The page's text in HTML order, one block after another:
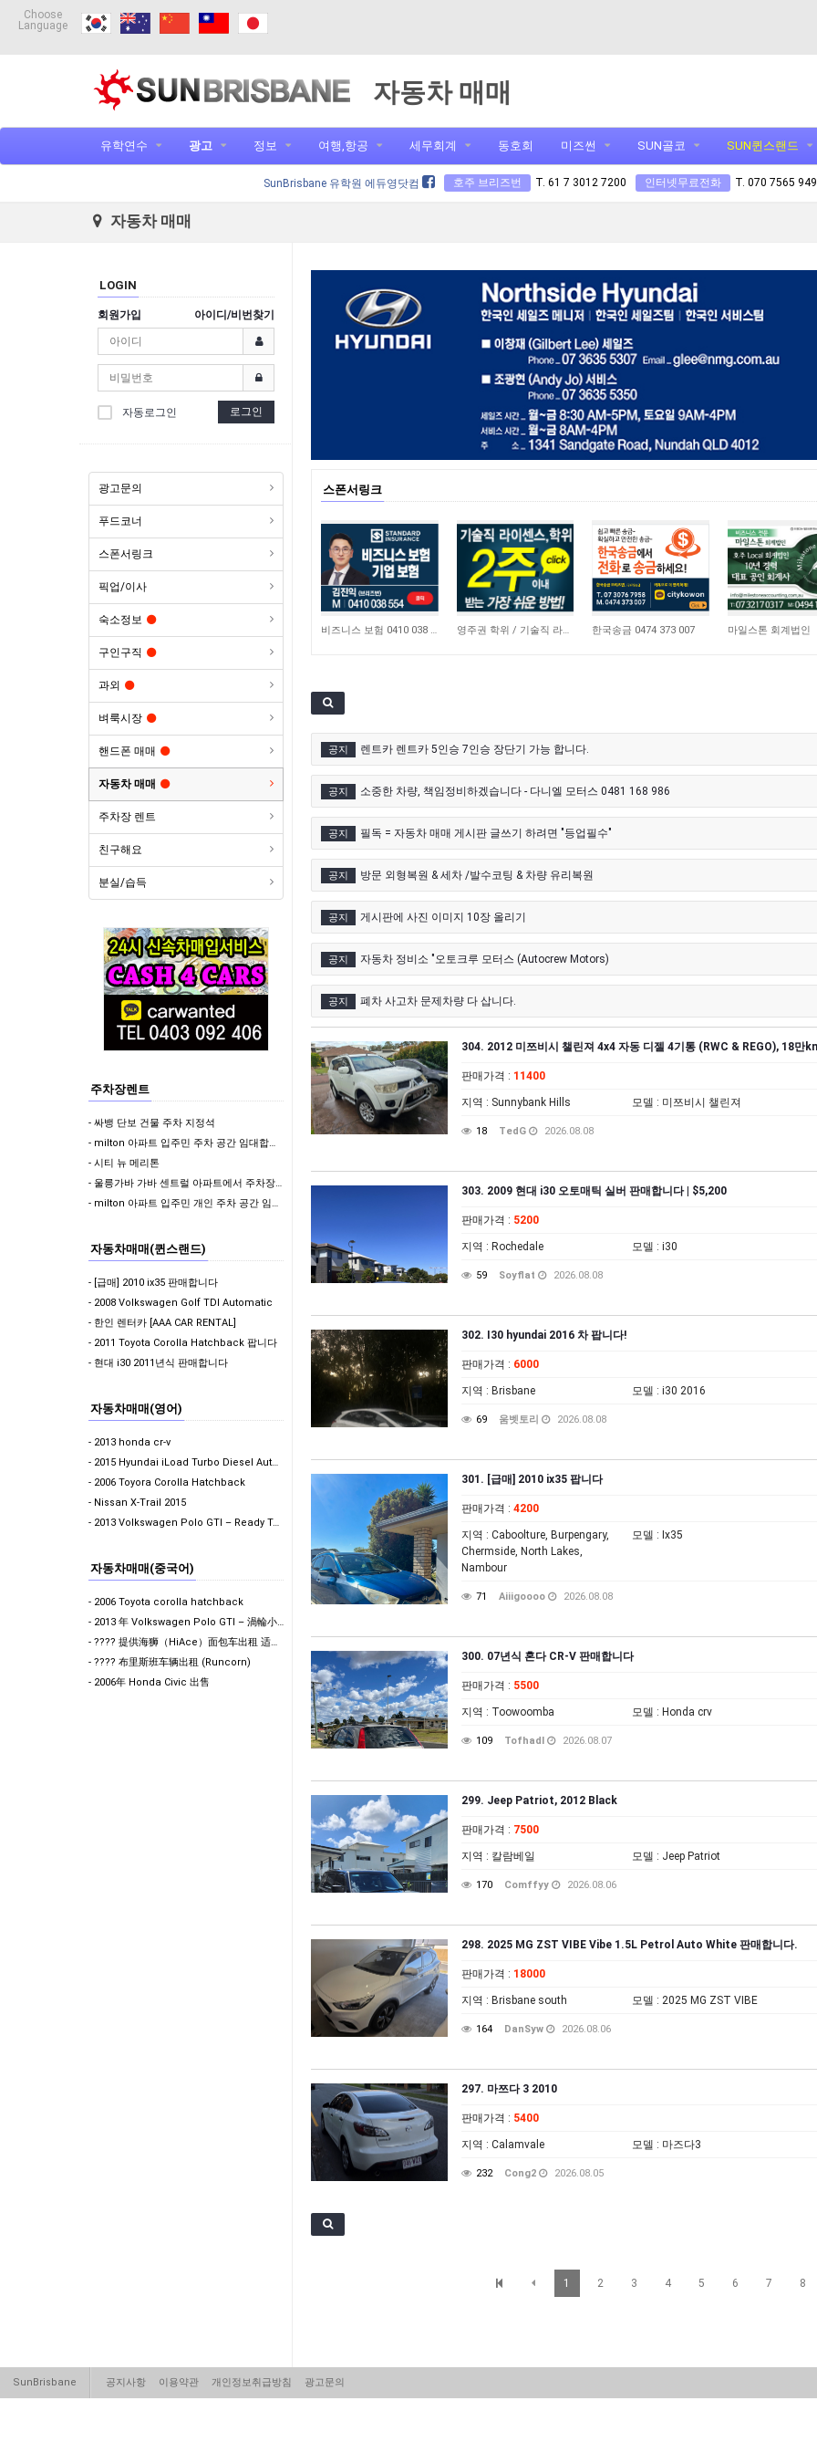
Choose
Language
자동차 매매
유학연수 광고 정보 여행,항공 세무회계 동호회 미즈썬 SUN골코 SUN퀸스랜드
SunBrisbane 유학원 에듀영닷컴 호주 브리즈번 T. 61 7 3012 7200 인터넷무료전화 T. 070 7565
자동차 매매
LOGIN
회원가입 아이디/비번찾기
자동로그인 로그인
광고문의
푸드코너
스폰서링크
픽업/이사
숙소정보
구인구직
과외
벼룩시장
핸드폰 매매
자동차 매매
주차장 렌트
친구해요
분실/습득
주차장렌트
- 싸뱅 단보 건물 주차 지정석
- milton 아파트 입주민 주차 공간 임대합니다 (지정석) !!
- 시티 뉴 메리톤
- 울릉가바 가바 센트럴 아파트에서 주차장 렌트합니다
- milton 아파트 입주민 개인 주차 공간 임대합니다 (지정석) !!
자동차매매(퀸스랜드)
- [급매] 2010 ix35 판매합니다
- 2008 Volkswagen Golf TDI Automatic
- 한인 렌터카 [AAA CAR RENTAL]
- 2011 Toyota Corolla Hatchback 팝니다
- 현대 i30 2011년식 판매합니다
자동차매매(영어)
- 2013 honda cr-v
- 2015 Hyundai iLoad Turbo Diesel Auto - $13,990 ONO…
- 2006 Toyora Corolla Hatchback
- Nissan X-Trail 2015
- 2013 Volkswagen Polo GTI – Ready To Drive Away
자동차매매(중국어)
- 2006 Toyota corolla hatchback
- 2013 年 Volkswagen Polo GTI – 渦輪小鋼炮
- ???? 提供海狮（HiAce）面包车出租 适合搬家 / 货物运输 / 工地作业使用 欢迎咨询
- ???? 布里斯班车辆出租 (Runcorn)
- 2006年 Honda Civic 出售
스폰서링크
4,648 비즈니스 보험 0410 038 554 21,172 영주권 학위 / 기술직 라이센스 최소2주안에 받기! (요리, 페인팅, 용접, 차일드케어 등… 10,745
한국송금 0474 373 007 4,666
마일스톤 회계법인
공지 렌트카 렌트카 5인승 7인승 장단기 가능 합니다.
공지 소중한 차량, 책임정비하겠습니다 - 다니엘 모터스 0481 168 986
공지 필독 = 자동차 매매 게시판 글쓰기 하려면 "등업필수"
공지 방문 외형복원 & 세차 /발수코팅 & 차량 유리복원
공지 게시판에 사진 이미지 10장 올리기
공지 자동차 정비소 "오토크루 모터스 (Autocrew Motors)
공지 폐차 사고차 문제차량 다 삽니다.
304. 2012 미쯔비시 챌린져 4x4 자동 디젤 4기통 (RWC & REGO), 18만
판매가격 : 11400
지역 : Sunnybank Hills 모델 : 미쯔비시 챌린져
18 TedG 2026.08.08
303. 2009 현대 i30 오토매틱 실버 판매합니다 | $5,200
판매가격 : 5200
지역 : Rochedale 모델 : i30
59 Soyflat 2026.08.08
302. I30 hyundai 2016 차 팝니다!
판매가격 : 6000
지역 : Brisbane 모델 : i30 2016
69 움벳토리 2026.08.08
301. [급매] 2010 ix35 팝니다
판매가격 : 4200
지역 : Caboolture, Burpengary,
Chermside, North Lakes,
Nambour
모델 : Ix35
71 Aiiigoooo 2026.08.08
300. 07년식 혼다 CR-V 판매합니다
판매가격 : 5500
지역 : Toowoomba 모델 : Honda crv
109 Tofhadl 2026.08.07
299. Jeep Patriot, 2012 Black
판매가격 : 7500
지역 : 칼람베일 모델 : Jeep Patriot
170 Comffyy 2026.08.06
298. 2025 MG ZST VIBE Vibe 1.5L Petrol Auto White 판매합니다.
판매가격 : 18000
지역 : Brisbane south 모델 : 2025 MG ZST VIBE
164 DanSyw 2026.08.06
297. 마쯔다 3 2010
판매가격 : 5400
지역 : Calamvale 모델 : 마즈다3
232 Cong2 2026.08.05
1 2 3 4 5 6 7 8
SunBrisbane 공지사항 이용약관 개인정보취급방침 광고문의